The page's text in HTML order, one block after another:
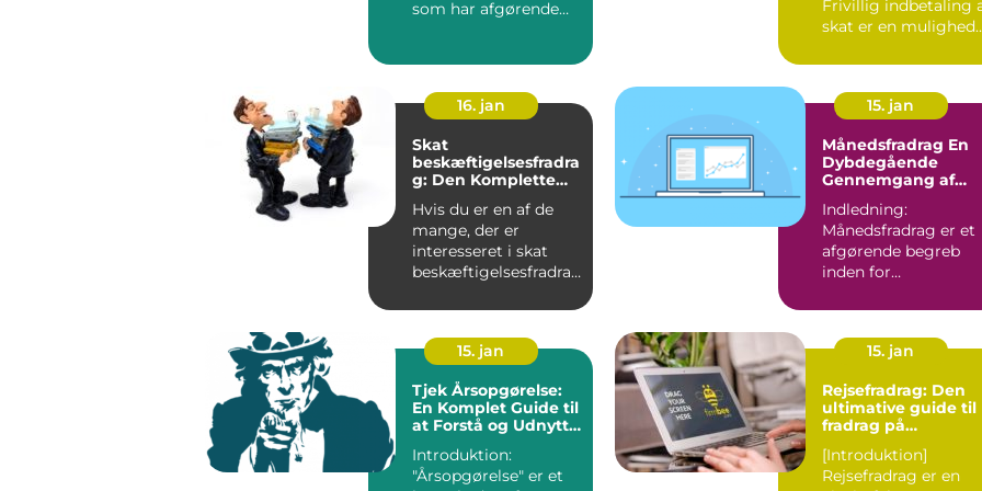
som har afgørende
Frivillig indbetaling
skat er en mulighed
16. jan
Skat
beskæftigelsesfradra
g: Den Komplette
Hvis du er en af de
mange, der er
interesseret i skat
beskæftigelsesfradrag
dybde...
15. jan
Månedsfradrag En
Dybdegående
Gennemgang af
Indledning:
Månedsfradrag er et
afgørende begreb
inden for
som alle bør være
opmæ...
15. jan
Tjek Årsopgørelse:
En Komplet Guide til
at Forstå og Udnytte
Introduktion:
"Årsopgørelse" er et
15. jan
Rejsefradrag: Den
ultimative guide til
fradrag på
[Introduktion]
Rejsefradrag er en